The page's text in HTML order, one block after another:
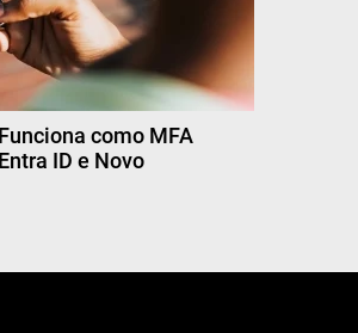
como MFA
ID e Novo